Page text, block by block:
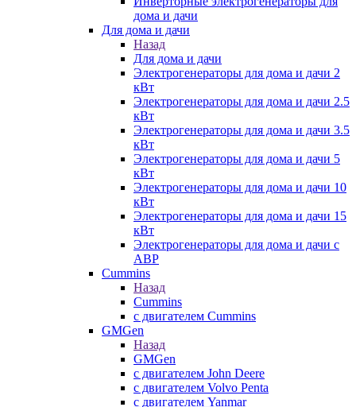
дома и дачи
Для дома и дачи
Назад
Для дома и дачи
Электрогенераторы для дома и дачи 2
кВт
Электрогенераторы для дома и дачи 2.5
кВт
Электрогенераторы для дома и дачи 3.5
кВт
Электрогенераторы для дома и дачи 5
кВт
Электрогенераторы для дома и дачи 10
кВт
Электрогенераторы для дома и дачи 15
кВт
Электрогенераторы для дома и дачи с
АВР
Cummins
Назад
Cummins
с двигателем Cummins
GMGen
Назад
GMGen
с двигателем John Deere
с двигателем Volvo Penta
с двигателем Yanmar